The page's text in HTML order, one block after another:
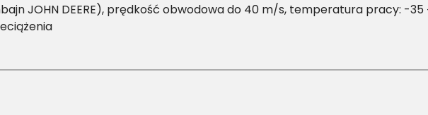
P
JOHN DEERE), prędkość obwodowa do 40 m/s, temperatura pracy: -35